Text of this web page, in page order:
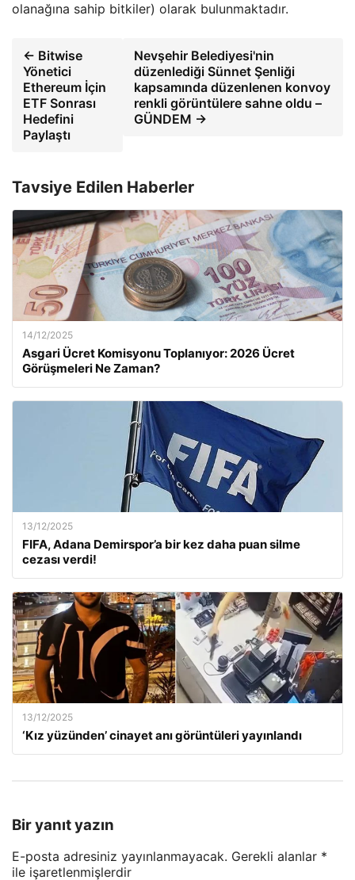
olanağına sahip bitkiler) olarak bulunmaktadır.
← Bitwise
Yönetici
Ethereum İçin
ETF Sonrası
Hedefini
Paylaştı
Nevşehir Belediyesi'nin
düzenlediği Sünnet Şenliği
kapsamında düzenlenen konvoy
renkli görüntülere sahne oldu –
GÜNDEM →
Tavsiye Edilen Haberler
14/12/2025
Asgari Ücret Komisyonu Toplanıyor: 2026 Ücret
Görüşmeleri Ne Zaman?
13/12/2025
FIFA, Adana Demirspor’a bir kez daha puan silme
cezası verdi!
13/12/2025
‘Kız yüzünden’ cinayet anı görüntüleri yayınlandı
Bir yanıt yazın
E-posta adresiniz yayınlanmayacak. Gerekli alanlar *
ile işaretlenmişlerdir